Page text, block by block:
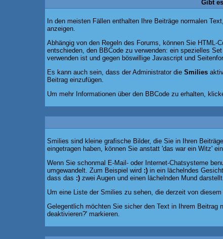
Gibt
In den meisten Fällen enthalten Ihre Beiträge normalen
anzeigen.
Abhängig von den Regeln des Forums, können Sie HTML-
entschieden, den BBCode zu verwenden: ein spezielles
verwenden ist und gegen böswillige Javascript und
Es kann auch sein, dass der Administrator die Smilies
Beitrag einzufügen.
Um mehr Informationen über den BBCode zu erhalten,
Smilies sind kleine grafische Bilder, die Sie in Ihren
eingetragen haben, können Sie anstatt 'das war ein Witz'
Wenn Sie schonmal E-Mail- oder Internet-Chatsysteme
umgewandelt. Zum Beispiel wird :)in ein lächelndes
dass das :)zwei Augen und einen lächelnden Mund
Um eine Liste der Smilies zu sehen, die derzeit von
Gelegentlich möchten Sie sicher den Text in Ihrem
deaktivieren?' markieren.